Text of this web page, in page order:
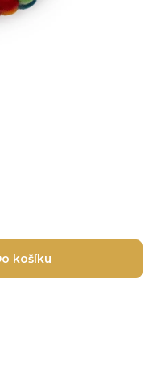
košíku